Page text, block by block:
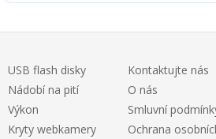
USB flash disky
Nádobí na pití
Výkon
Kryty webkamery
Kontaktujte nás
O nás
Smluvní
Ochrana